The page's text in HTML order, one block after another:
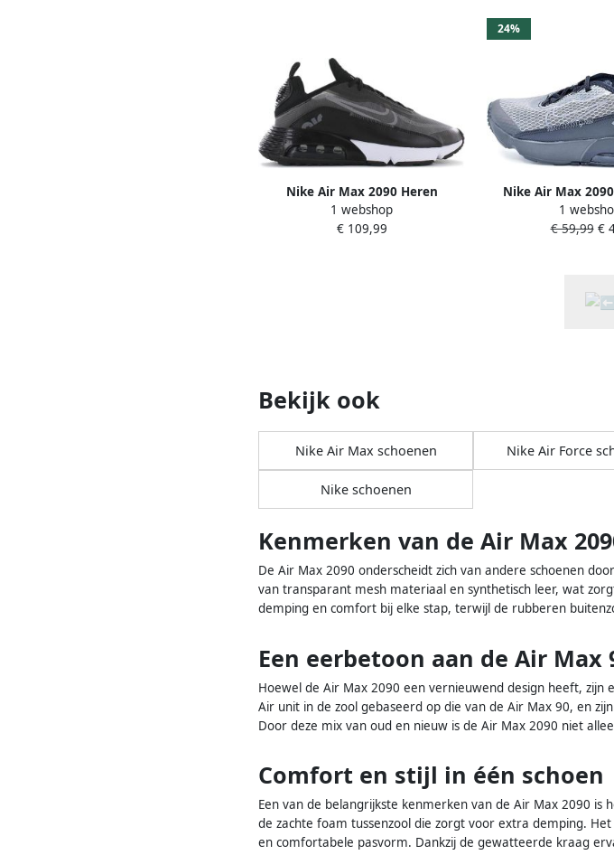
Nike Air Max 2090 Heren
Schoenen Black Textil
Synthetisch Foot Locker
1 webshop
€ 109,99
24%
Nike Air Max
Anthracite-Wolf
Sneakers toddler
1
€ 59,99€
Bekijk ook
Nike Air Max schoenen Nike Air Force
Nike schoenen
Kenmerken van de Air Max
De Air Max 2090 onderscheidt zich van andere schoenen
van transparant mesh materiaal en synthetisch leer, wat
demping en comfort bij elke stap, terwijl de rubberen
Een eerbetoon aan de Air Max
Hoewel de Air Max 2090 een vernieuwend design heeft,
Air unit in de zool gebaseerd op die van de Air Max 90, en
Door deze mix van oud en nieuw is de Air Max 2090 niet
Comfort en stijl in één schoen
Een van de belangrijkste kenmerken van de Air Max 2090
de zachte foam tussenzool die zorgt voor extra demping.
en comfortabele pasvorm. Dankzij de gewatteerde kraag